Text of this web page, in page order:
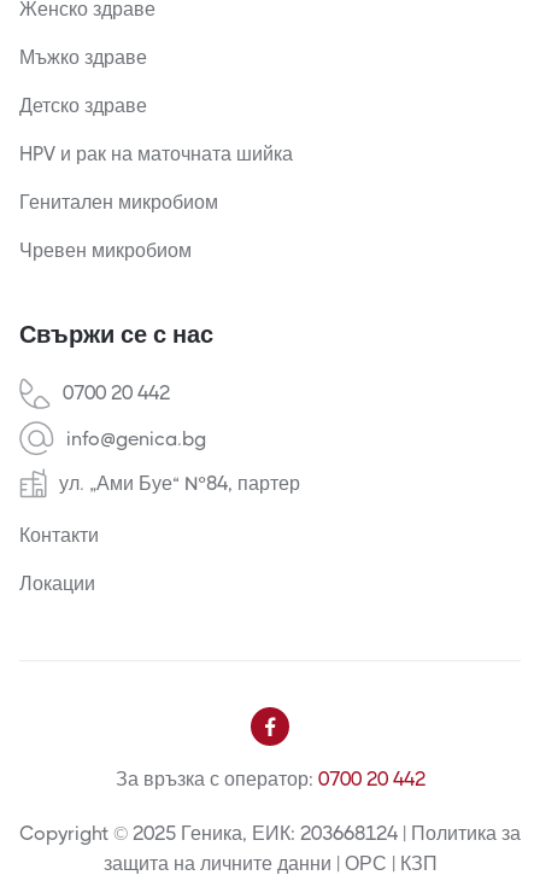
Женско здраве
Мъжко здраве
Детско здраве
HPV и рак на маточната шийка
Генитален микробиом
Чревен микробиом
Свържи се с нас
0700 20 442
info@genica.bg
ул. „Ами Буе“ №84, партер
Контакти
Локации
Copyright © 2025 Геника, ЕИК: 203668124 | Политика за
защита на личните данни | ОРС | КЗП
За връзка с оператор: 0700 20 442
